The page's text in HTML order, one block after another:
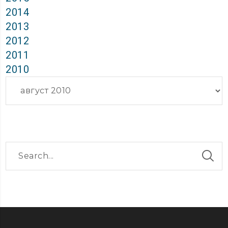
2014
2013
2012
2011
2010